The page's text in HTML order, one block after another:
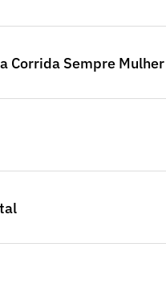
Corrida Sempre